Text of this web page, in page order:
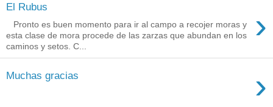
El Rubus ›
Pronto es buen momento para ir al campo a recojer moras y
esta clase de mora procede de las zarzas que abundan en los
caminos y setos. C...
Muchas gracias ›